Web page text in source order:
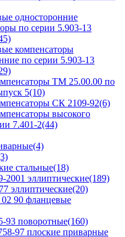
односторонние
по серии 5.903-13
компенсаторы
по серии 5.903-13
ТМ 25.00.00 по
5(10)
СК 2109-92(6)
высокого
7.401-2(44)
(4)
стальные(18)
эллиптические(189)
эллиптические(20)
90 фланцевые
93 поворотные(160)
97 плоские приварные